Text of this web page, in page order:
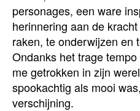
personages, een ware
herinnering aan de
raken, te onderwijzen en
Ondanks het trage
me getrokken in zijn
spookachtig als mooi
verschijning.